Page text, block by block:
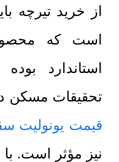
از خرید تیرچه
است که محصول
استاندارد
تحقیقات مسکن
قیمت یونولیت
نیز مؤثر است.